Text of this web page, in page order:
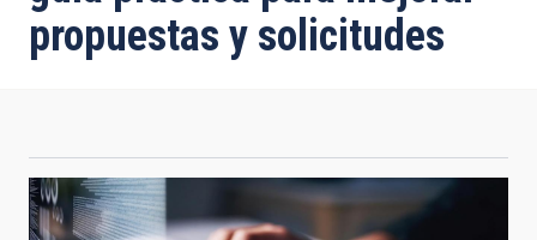
la
propuestas y solicitudes